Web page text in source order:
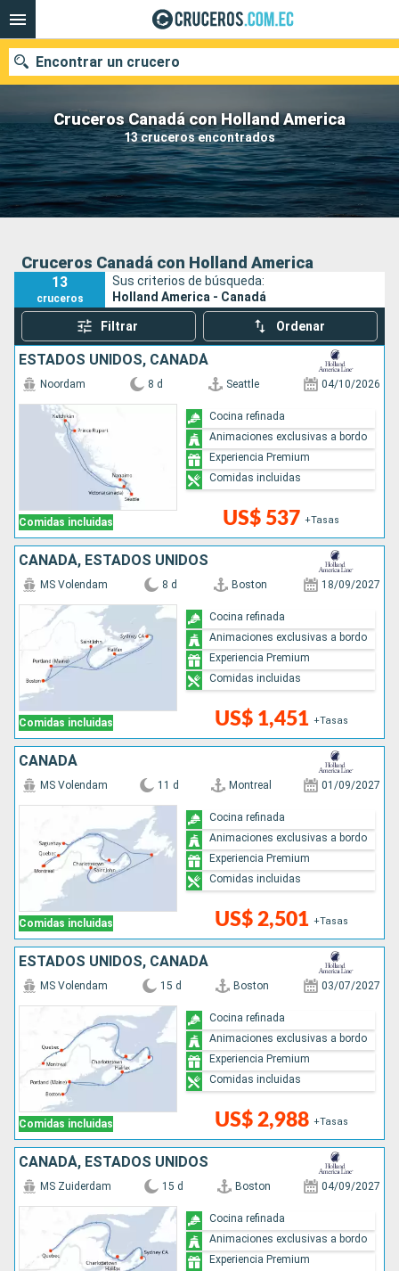
Cruceros Canadá con Holland America
13 cruceros encontrados
Encontrar un crucero
Nuestros destinos
Fecha de salida
Buscar
Cruceros Canadá con Holland America
13
cruceros
Sus criterios de búsqueda:
Holland America - Canadá
Filtrar Ordenar
ESTADOS UNIDOS, CANADÁ
Comidas incluidas
Noordam 8 d Seattle 04/10/2026
US$ 537 +Tasas
Cocina refinada
Animaciones exclusivas a bordo
Experiencia Premium
Comidas incluidas
CANADÁ, ESTADOS UNIDOS
Comidas incluidas
MS Volendam 8 d Boston 18/09/2027
US$ 1,451 +Tasas
Cocina refinada
Animaciones exclusivas a bordo
Experiencia Premium
Comidas incluidas
CANADÁ
Comidas incluidas
MS Volendam 11 d Montreal 01/09/2027
US$ 2,501 +Tasas
Cocina refinada
Animaciones exclusivas a bordo
Experiencia Premium
Comidas incluidas
ESTADOS UNIDOS, CANADÁ
Comidas incluidas
MS Volendam 15 d Boston 03/07/2027
US$ 2,988 +Tasas
Cocina refinada
Animaciones exclusivas a bordo
Experiencia Premium
Comidas incluidas
CANADÁ, ESTADOS UNIDOS
MS Zuiderdam 15 d Boston 04/09/2027
Cocina refinada
Animaciones exclusivas a bordo
Experiencia Premium